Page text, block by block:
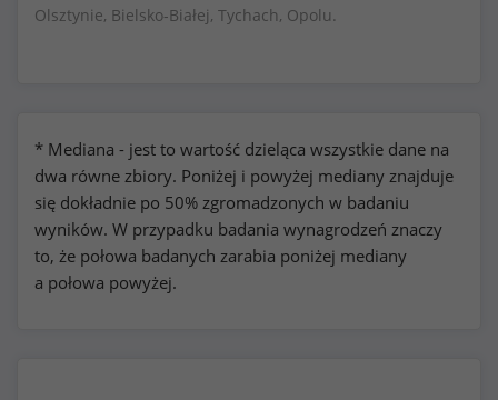
Olsztynie, Bielsko-Białej, Tychach, Opolu.
* Mediana - jest to wartość dzieląca wszystkie dane na
dwa równe zbiory. Poniżej i powyżej mediany znajduje
się dokładnie po 50% zgromadzonych w badaniu
wyników. W przypadku badania wynagrodzeń znaczy
to, że połowa badanych zarabia poniżej mediany
a połowa powyżej.